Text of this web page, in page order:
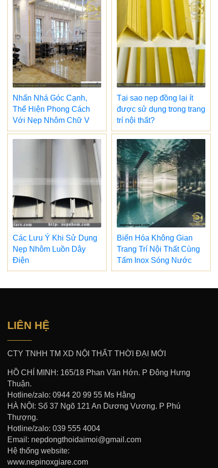
Nhấn Nhá Góc Cạnh,
Thể Hiện Phong Cách
Với Nẹp Nhôm Chữ V
Tại sao nẹp đồng lại ít
được sử dụng trong trang
trí nội thất?
Các Lưu Ý Khi Sử Dụng
Nẹp Nhôm Luồn Dây
Điện
Biến Hóa Không Gian
Trang Trí Nội Thất Cùng
Tấm Inox Sóng Nước
LIÊN HỆ
CTY TNHH TM XD NỘI THẤT THỜI ĐẠI MỚI
HỒ CHÍ MINH: 165/18 Phan Văn Hớn. P Đông Hưng
Thuận.
Hotline/zalo: 0944 20 99 55 Ms Hằng
HÀ NỘI: Số 37 Ngõ 121 An Dương Vương. P Phú
Thượng.
Hotline/zalo: 039 555 4004
Email: nepdongthoidaimoi@gmail.com
Hệ thống website:
www.nepinoxgiare.com